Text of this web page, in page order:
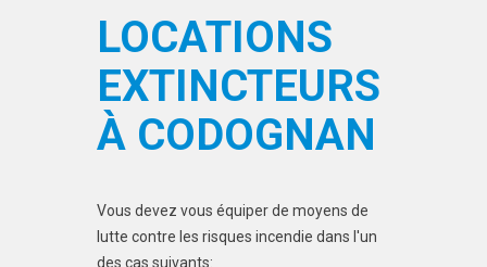
LOCATIONS
EXTINCTEURS
À CODOGNAN
Vous devez vous équiper de moyens de
lutte contre les risques incendie dans l'un
des cas suivants: